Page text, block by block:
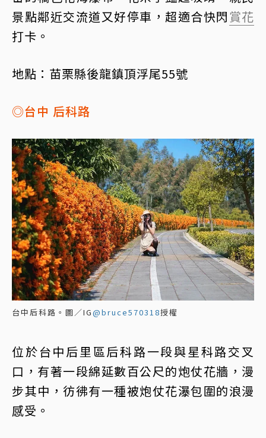
景點鄰近交流道又好停車，超適合快閃賞花
打卡。
地點：苗栗縣後龍鎮頂浮尾55號
◎台中 后科路
台中后科路。圖／IG@bruce570318授權
位於台中后里區后科路一段與星科路交叉
口，有著一段綿延數百公尺的炮仗花牆，漫
步其中，彷彿有一種被炮仗花瀑包圍的浪漫
感受。